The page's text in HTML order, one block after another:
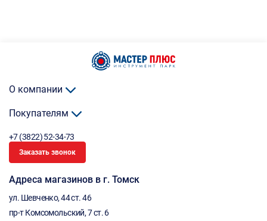
О компании
Покупателям
+7 (3822) 52-34-73
Заказать звонок
Адреса магазинов в г. Томск
ул. Шевченко, 44 ст. 46
пр-т Комсомольский, 7 ст. 6